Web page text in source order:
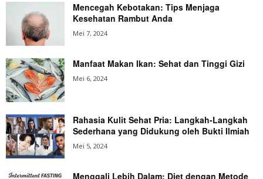
Mencegah Kebotakan: Tips Menjaga
Kesehatan Rambut Anda
Mei 7, 2024
Manfaat Makan Ikan: Sehat dan Tinggi Gizi
Mei 6, 2024
Rahasia Kulit Sehat Pria: Langkah-Langkah
Sederhana yang Didukung oleh Bukti Ilmiah
Mei 5, 2024
Menggali Lebih Dalam: Diet dengan Metode